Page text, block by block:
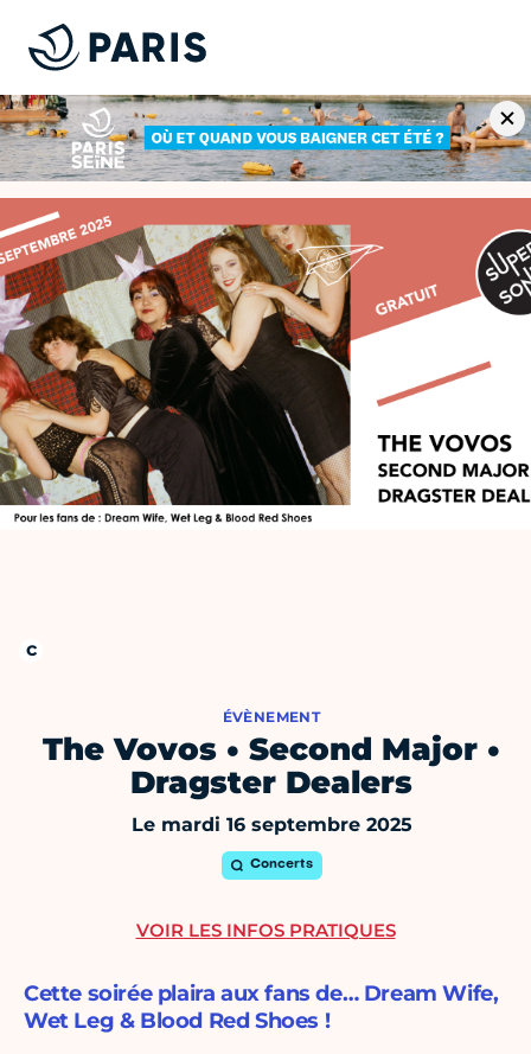
ÉVÈNEMENT
The Vovos • Second Major •
Dragster Dealers
Le mardi 16 septembre 2025
Concerts
Cette soirée plaira aux fans de… Dream Wife,
Wet Leg & Blood Red Shoes !
VOIR LES INFOS PRATIQUES